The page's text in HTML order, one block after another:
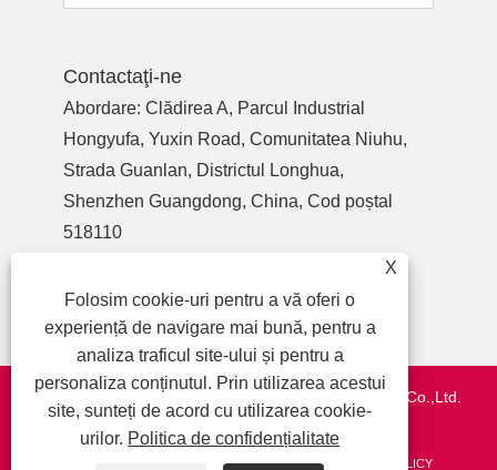
Contactaţi-ne
Abordare: Clădirea A, Parcul Industrial
Hongyufa, Yuxin Road, Comunitatea Niuhu,
Strada Guanlan, Districtul Longhua,
Shenzhen Guangdong, China, Cod poștal
518110
Telefon:+86-13713718026
E-mail:wzl@szydr.com
Drepturi de autor © 2021 Shenzhen YDR Connector Co.,Ltd.
http://www.szydr.com/
RSS XML PRIVACY POLICY
X
Folosim cookie-uri pentru a vă oferi o
experiență de navigare mai bună, pentru a
analiza traficul site-ului și pentru a
personaliza conținutul. Prin utilizarea acestui
site, sunteți de acord cu utilizarea cookie-
urilor. Politica de confidențialitate